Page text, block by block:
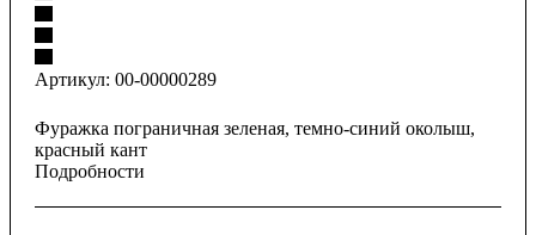
Артикул: 00-00000289
Фуражка пограничная зеленая, темно-синий околыш,
красный кант
Подробности